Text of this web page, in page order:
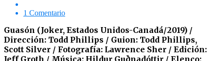
1 Comentario
Guasón (Joker, Estados Unidos-Canadá/2019) /
Dirección: Todd Phillips / Guion: Todd Phillips,
Scott Silver / Fotografía: Lawrence Sher / Edición:
Jeff Groth / Música: Hildur Guðnadóttir / Elenco: